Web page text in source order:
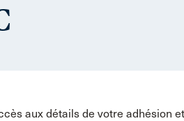
aux détails de votre adhésion